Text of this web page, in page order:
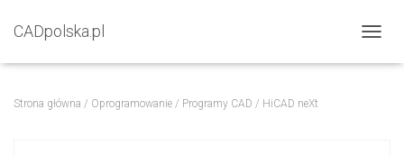
CADpolska.pl
R
Strona główna / Oprogramowanie / Programy CAD / HiCAD neXt